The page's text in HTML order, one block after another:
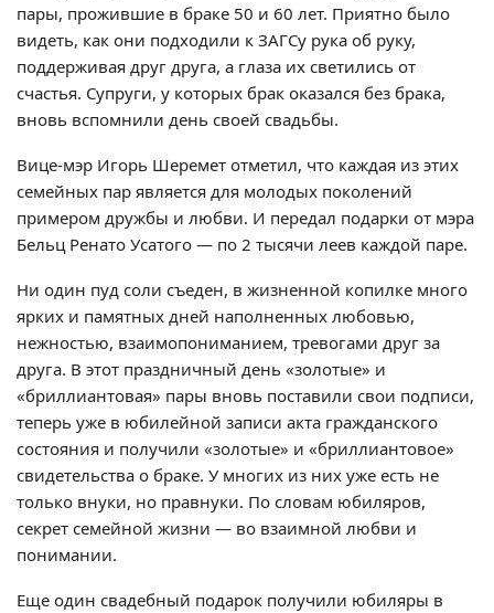
пары, прожившие в браке 50 и 60 лет. Приятно было
видеть, как они подходили к ЗАГСу рука об руку,
поддерживая друг друга, а глаза их светились от
счастья. Супруги, у которых брак оказался без брака,
вновь вспомнили день своей свадьбы.
Вице-мэр Игорь Шеремет отметил, что каждая из этих
семейных пар является для молодых поколений
примером дружбы и любви. И передал подарки от мэра
Бельц Ренато Усатого — по 2 тысячи леев каждой паре.
Ни один пуд соли съеден, в жизненной копилке много
ярких и памятных дней наполненных любовью,
нежностью, взаимопониманием, тревогами друг за
друга. В этот праздничный день «золотые» и
«бриллиантовая» пары вновь поставили свои подписи,
теперь уже в юбилейной записи акта гражданского
состояния и получили «золотые» и «бриллиантовое»
свидетельства о браке. У многих из них уже есть не
только внуки, но правнуки. По словам юбиляров,
секрет семейной жизни — во взаимной любви и
понимании.
Еще один свадебный подарок получили юбиляры в